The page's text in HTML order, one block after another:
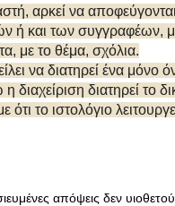
αρκεί να
ή και των συγγραφέων,
με το θέμα, σχόλια.
να διατηρεί ένα
διατηρεί το
ότι το ιστολόγιο
απόψεις δεν